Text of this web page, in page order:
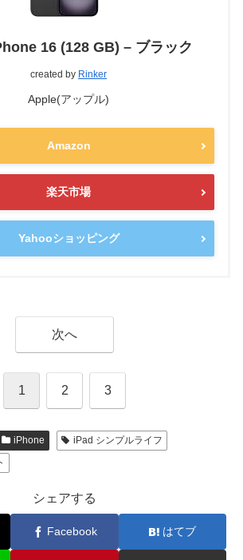
16 (128 GB) – ブラック
created by Rinker
Apple(アップル)
Amazon
楽天市場
Yahooショッピング
次へ
1 2 3
iPhone
iPad シンプルライフ
シェアする
Facebook はてブ